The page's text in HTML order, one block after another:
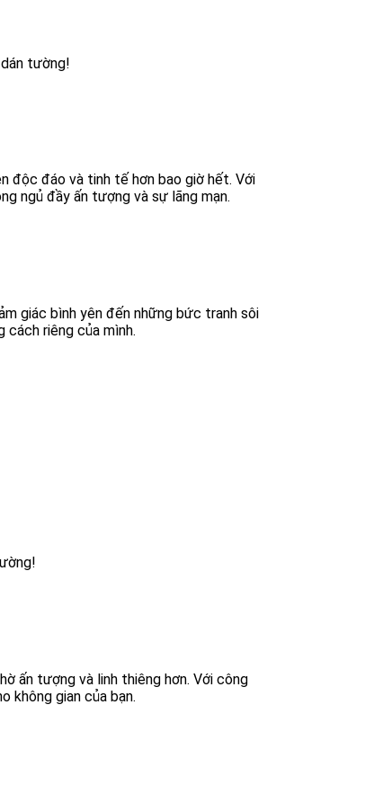
tường!
độc đáo và tinh tế hơn bao giờ hết. Với
ngủ đầy ấn tượng và sự lãng mạn.
giác bình yên đến những bức tranh sôi
riêng của mình.
ấn tượng và linh thiêng hơn. Với công
không gian của bạn.